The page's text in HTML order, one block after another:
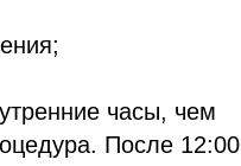
часы, чем
После 12:00